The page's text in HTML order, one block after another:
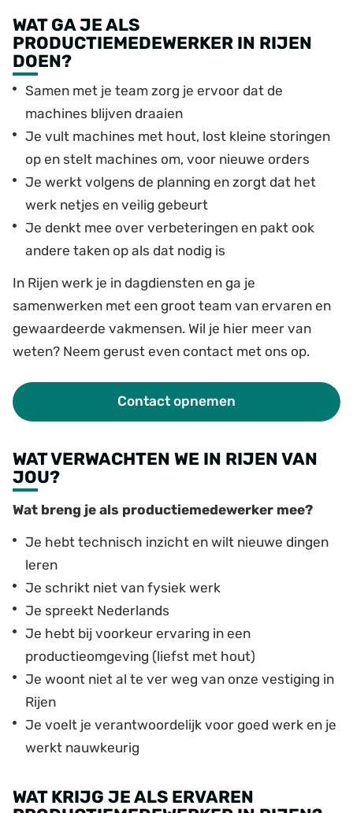
WAT GA JE ALS
PRODUCTIEMEDEWERKER IN RIJEN
DOEN?
Samen met je team zorg je ervoor dat de
machines blijven draaien
Je vult machines met hout, lost kleine storingen
op en stelt machines om, voor nieuwe orders
Je werkt volgens de planning en zorgt dat het
werk netjes en veilig gebeurt
Je denkt mee over verbeteringen en pakt ook
andere taken op als dat nodig is
In Rijen werk je in dagdiensten en ga je
samenwerken met een groot team van ervaren en
gewaardeerde vakmensen. Wil je hier meer van
weten? Neem gerust even contact met ons op.
Contact opnemen
WAT VERWACHTEN WE IN RIJEN VAN
JOU?
Wat breng je als productiemedewerker mee?
Je hebt technisch inzicht en wilt nieuwe dingen
leren
Je schrikt niet van fysiek werk
Je spreekt Nederlands
Je hebt bij voorkeur ervaring in een
productieomgeving (liefst met hout)
Je woont niet al te ver weg van onze vestiging in
Rijen
Je voelt je verantwoordelijk voor goed werk en je
werkt nauwkeurig
WAT KRIJG JE ALS ERVAREN